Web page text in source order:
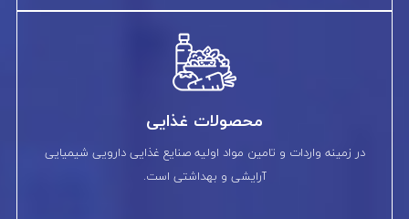
محصولات غذایی
در زمینه واردات و تامین مواد اولیه صنایع غذایی دارویی شیمیایی
آرایشی و بهداشتی است.